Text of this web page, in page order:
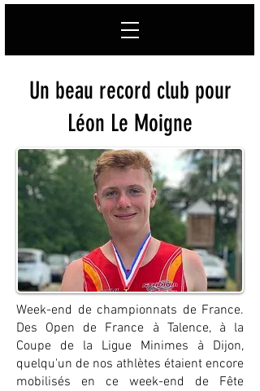
Un beau record club pour
Léon Le Moigne
Week-end de championnats de France.
Des Open de France à Talence, à la
Coupe de la Ligue Minimes à Dijon,
quelqu'un de nos athlètes étaient encore
mobilisés en ce week-end de Fête